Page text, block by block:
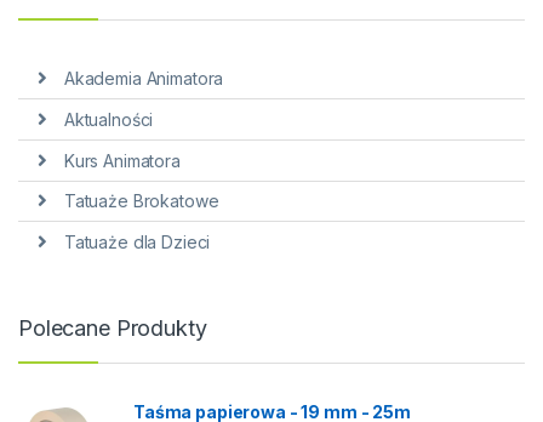
Akademia Animatora
Aktualności
Kurs Animatora
Tatuaże Brokatowe
Tatuaże dla Dzieci
Polecane Produkty
Taśma papierowa - 19 mm - 25m